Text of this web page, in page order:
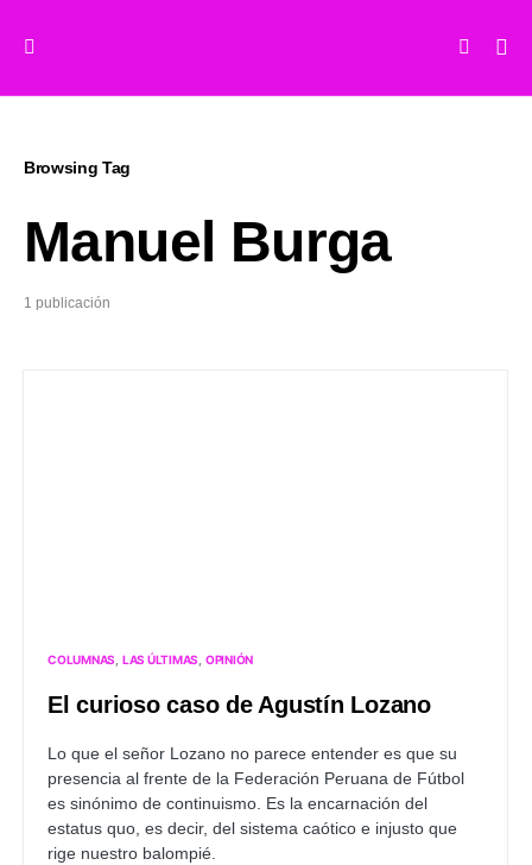
Browsing Tag
Manuel Burga
1 publicación
COLUMNAS LAS ÚLTIMAS OPINIÓN
El curioso caso de Agustín Lozano
Lo que el señor Lozano no parece entender es que su
presencia al frente de la Federación Peruana de Fútbol
es sinónimo de continuismo. Es la encarnación del
estatus quo, es decir, del sistema caótico e injusto que
rige nuestro balompié.